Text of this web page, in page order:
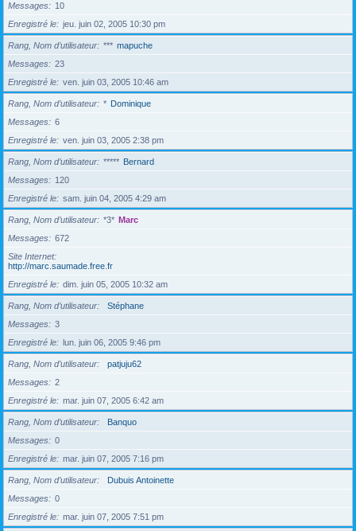
Messages
10
Enregistré le
jeu. juin 02, 2005 10:30 pm
Rang, Nom d’utilisateur *** mapuche
Messages
23
Enregistré le
ven. juin 03, 2005 10:46 am
Rang, Nom d’utilisateur * Dominique
Messages
6
Enregistré le
ven. juin 03, 2005 2:38 pm
Rang, Nom d’utilisateur ***** Bernard
Messages
120
Enregistré le
sam. juin 04, 2005 4:29 am
Rang, Nom d’utilisateur *3* Marc
Messages
672
Site Internet
http://marc.saumade.free.fr
Enregistré le
dim. juin 05, 2005 10:32 am
Rang, Nom d’utilisateur
Stéphane
Messages
3
Enregistré le
lun. juin 06, 2005 9:46 pm
Rang, Nom d’utilisateur
patjuju62
Messages
2
Enregistré le
mar. juin 07, 2005 6:42 am
Rang, Nom d’utilisateur
Banquo
Messages
0
Enregistré le
mar. juin 07, 2005 7:16 pm
Rang, Nom d’utilisateur
Dubuis Antoinette
Messages
0
Enregistré le
mar. juin 07, 2005 7:51 pm